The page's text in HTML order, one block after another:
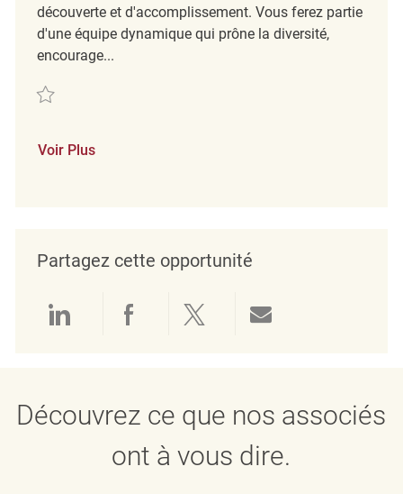
découverte et d'accomplissement. Vous ferez partie
d'une équipe dynamique qui prône la diversité,
encourage...
Sauvegarder Retail Merchandising Supervisor REQ140195
Voir Plus
Partagez cette opportunité
Partager via LinkedIn
Partager via Facebook
Partager via twitter
Découvrez ce que nos associés
ont à vous dire.